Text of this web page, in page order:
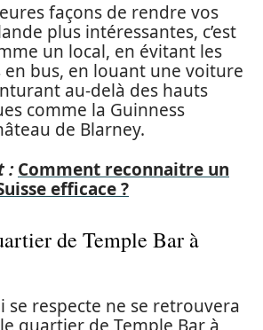
façons de rendre vos
plus intéressantes, c’est
un local, en évitant les
bus, en louant une voiture
au-delà des hauts
comme la Guinness
de Blarney.
: Comment reconnaitre un
efficace ?
de Temple Bar à
se respecte ne se retrouvera